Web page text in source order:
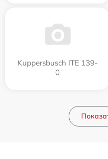
Kuppersbusch ITE 139-
0